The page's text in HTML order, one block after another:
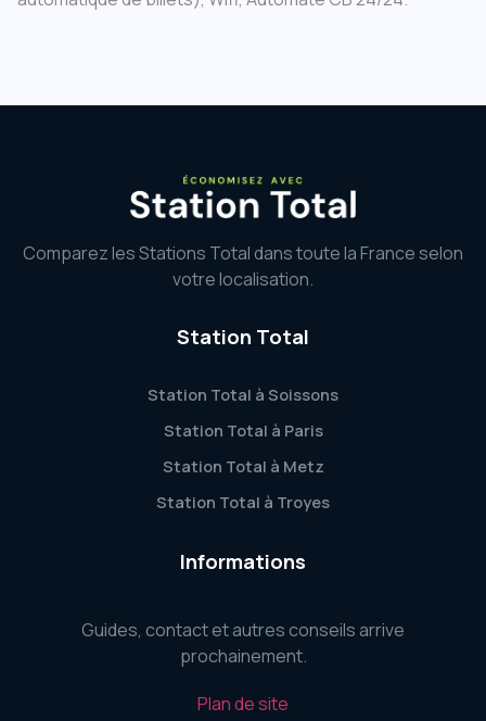
Comparez les Stations Total dans toute la France selon
votre localisation.
Station Total
Station Total à Soissons
Station Total à Paris
Station Total à Metz
Station Total à Troyes
Informations
Guides, contact et autres conseils arrive
prochainement.
Plan de site